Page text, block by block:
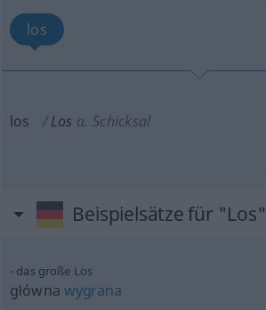
los
los Los a. Schicksal
Beispielsätze für "Los"
das große Los
główna wygrana